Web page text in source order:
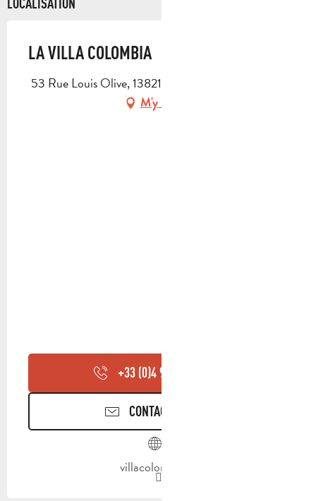
LOCALISATION
LA VILLA COLOMBIA
53 Rue Louis Olive, 13821 La Penne-sur-Huveaune
M'y rendre
+33 (0)4 91 75 91
CONTACTEZ-NOUS
villacolombia.fr